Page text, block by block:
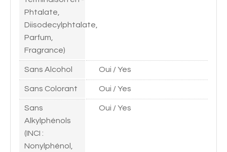
Phtalate,
Diisodecylphtalate,
Parfum,
Fragrance)
Sans Alcohol Oui / Yes
Sans Colorant Oui / Yes
Sans
Alkylphénols
(INCI :
Nonylphénol,
Oui / Yes